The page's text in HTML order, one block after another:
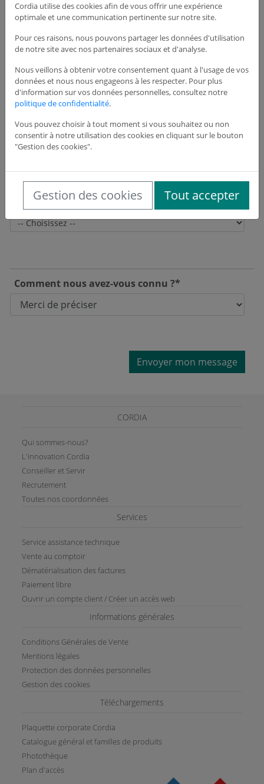
Adresse du siège de l'entreprise
Adresse *
Adresse suite
Comment nous avez-vous connu ?*
Envoyer mon message
CORDIA
Qui sommes-nous?
L'innovation Cordia
Conseiller et Servir
Recrutement
Toutes nos coordonnées
Services
Service assistance technique
Vente au comptoir
Dématérialisation des factures
Paiement libre
Ouvrir un compte client / Créer un accès web
Informations générales
Conditions Générales de Vente
Mentions légales
Protection des données personnelles
Gestion des cookies
Téléchargements
Plaquette corporate Cordia
Catalogue général et familles de produits
Photothèque
Plan d'accès
Cordia utilise des cookies afin de vous offrir une expérience
optimale et une communication pertinente sur notre site.
Pour ces raisons, nous pouvons partager les données d'utilisation
de notre site avec nos partenaires sociaux et d'analyse.
Nous veillons à obtenir votre consentement quant à l'usage de vos
données et nous nous engageons à les respecter. Pour plus
d'information sur vos données personnelles, consultez notre
politique de confidentialité.
Vous pouvez choisir à tout moment si vous souhaitez ou non
consentir à notre utilisation des cookies en cliquant sur le bouton
"Gestion des cookies".
Gestion des cookies Tout accepter